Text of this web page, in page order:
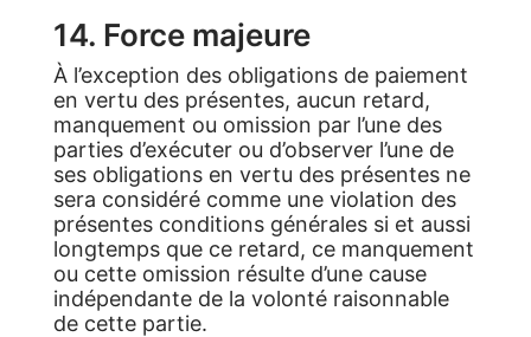
14. Force majeure
À l’exception des obligations de paiement
en vertu des présentes, aucun retard,
manquement ou omission par l’une des
parties d’exécuter ou d’observer l’une de
ses obligations en vertu des présentes ne
sera considéré comme une violation des
présentes conditions générales si et aussi
longtemps que ce retard, ce manquement
ou cette omission résulte d’une cause
indépendante de la volonté raisonnable
de cette partie.